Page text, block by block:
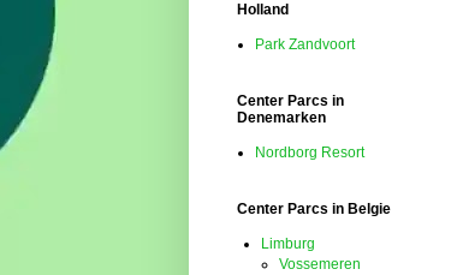
Holland
Park Zandvoort
Center Parcs in
Denemarken
Nordborg Resort
Center Parcs in Belgie
Limburg
Vossemeren